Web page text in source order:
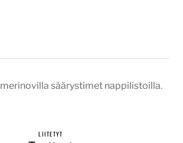
säärystimet nappilistoilla.
LIITETYT